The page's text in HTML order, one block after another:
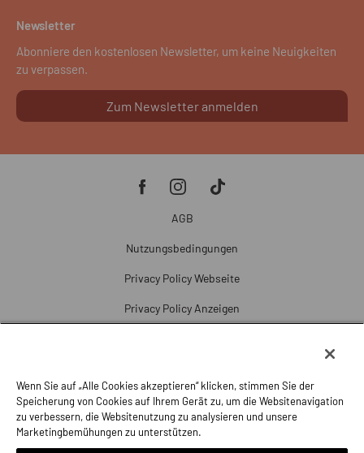
Newsletter
Abonniere den kostenlosen Newsletter, um keine Neuigkeiten
zu verpassen.
Zum Newsletter anmelden
AGB
Nutzungsbedingungen
Privacy Policy Webseite
Privacy Policy Anzeigen
Beschwerde
Impressum
Wenn Sie auf „Alle Cookies akzeptieren“ klicken, stimmen Sie der
Speicherung von Cookies auf Ihrem Gerät zu, um die Websitenavigation
zu verbessern, die Websitenutzung zu analysieren und unsere
Marketingbemühungen zu unterstützen.